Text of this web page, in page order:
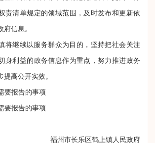
责清单规定的领域范围，及时发布和更新依
信息。
将继续以服务群众为目的，坚持把社会关注
身利益的政务信息作为重点，努力推进政务
高公开实效。
要报告的事项
要报告的事项
福州市长乐区鹤上镇人民政府